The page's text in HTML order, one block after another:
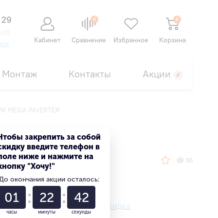
Кабинет
0
Сравнение Избранное
0
Корзина
Монтаж Контакты Акции
MEGA INVERTER
55
Ваша персональная скидка
закрепить за собой
введите телефон в
ниже и нажмите на
"Хочу!"
окончания акции осталось:
01
часы
22
минуты
41
секунды